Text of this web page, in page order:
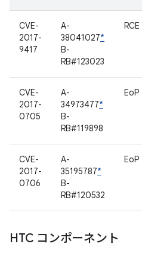
CVE-
2017-
9417
A-
38041027*
B-
RB#123023
RCE
CVE-
2017-
0705
A-
34973477*
B-
RB#119898
EoP
CVE-
2017-
0706
A-
35195787*
B-
RB#120532
EoP
HTC コンポーネント